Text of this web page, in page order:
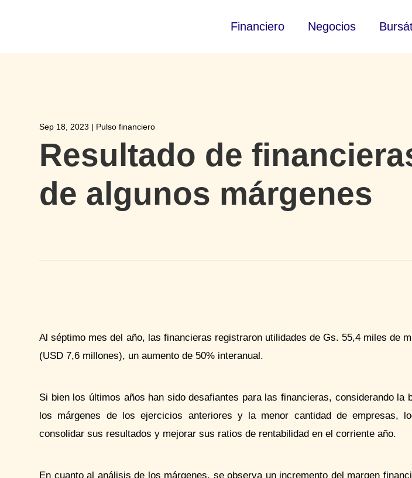
Financiero Negocios
Sep 18, 2023 | Pulso financiero
Resultado de
de algunos márgenes
Al séptimo mes del año, las financieras registraron utilidades de Gs. 55,4 miles de
(USD 7,6 millones), un aumento de 50% interanual.
Si bien los últimos años han sido desafiantes para las financieras, considerando la
los márgenes de los ejercicios anteriores y la menor cantidad de empresas,
consolidar sus resultados y mejorar sus ratios de rentabilidad en el corriente año.
En cuanto al análisis de los márgenes, se observa un incremento del margen